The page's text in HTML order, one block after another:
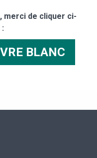
merci de cliquer ci-
BLANC